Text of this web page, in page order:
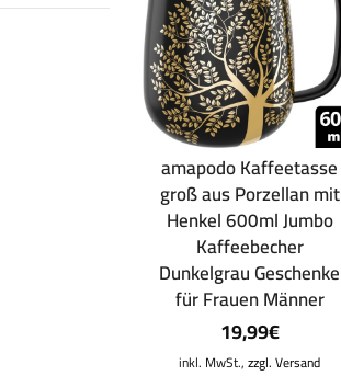
amapodo Kaffeetasse
groß aus Porzellan mit
Henkel 600ml Jumbo
Kaffeebecher
Dunkelgrau Geschenke
für Frauen Männer
19,99€
inkl. MwSt.,zzgl. Versand